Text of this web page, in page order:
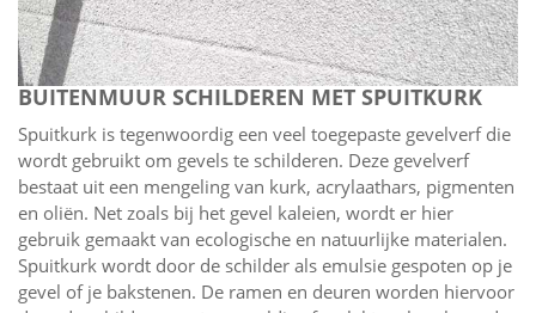
BUITENMUUR SCHILDEREN MET SPUITKURK
Spuitkurk is tegenwoordig een veel toegepaste gevelverf die
wordt gebruikt om gevels te schilderen. Deze gevelverf
bestaat uit een mengeling van kurk, acrylaathars, pigmenten
en oliën. Net zoals bij het gevel kaleien, wordt er hier
gebruik gemaakt van ecologische en natuurlijke materialen.
Spuitkurk wordt door de schilder als emulsie gespoten op je
gevel of je bakstenen. De ramen en deuren worden hiervoor